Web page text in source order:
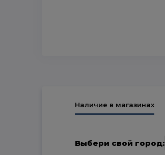
Наличие в магазинах
Выбери свой город: